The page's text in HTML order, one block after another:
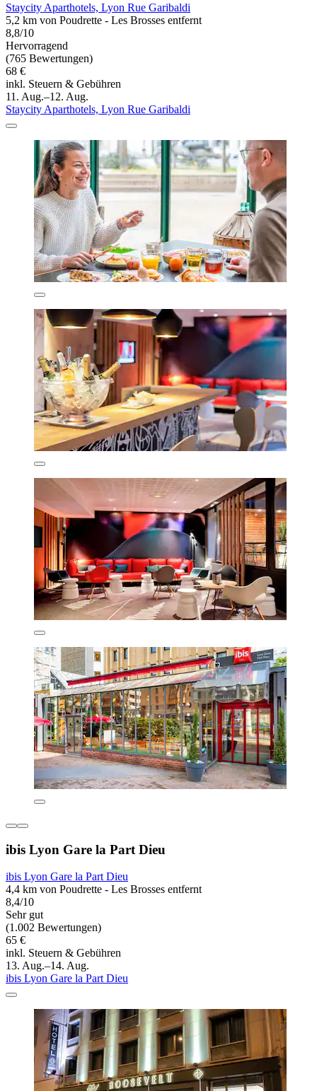
Staycity Aparthotels, Lyon Rue Garibaldi
5,2 km von Poudrette - Les Brosses entfernt
8,8/10
Hervorragend
(765 Bewertungen)
68 €
inkl. Steuern & Gebühren
11. Aug.–12. Aug.
Staycity Aparthotels, Lyon Rue Garibaldi
ibis Lyon Gare la Part Dieu
ibis Lyon Gare la Part Dieu
4,4 km von Poudrette - Les Brosses entfernt
8,4/10
Sehr gut
(1.002 Bewertungen)
65 €
inkl. Steuern & Gebühren
13. Aug.–14. Aug.
ibis Lyon Gare la Part Dieu